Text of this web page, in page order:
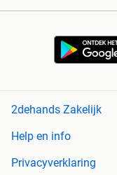
2dehands Zakelijk
Help en info
Privacyverklaring